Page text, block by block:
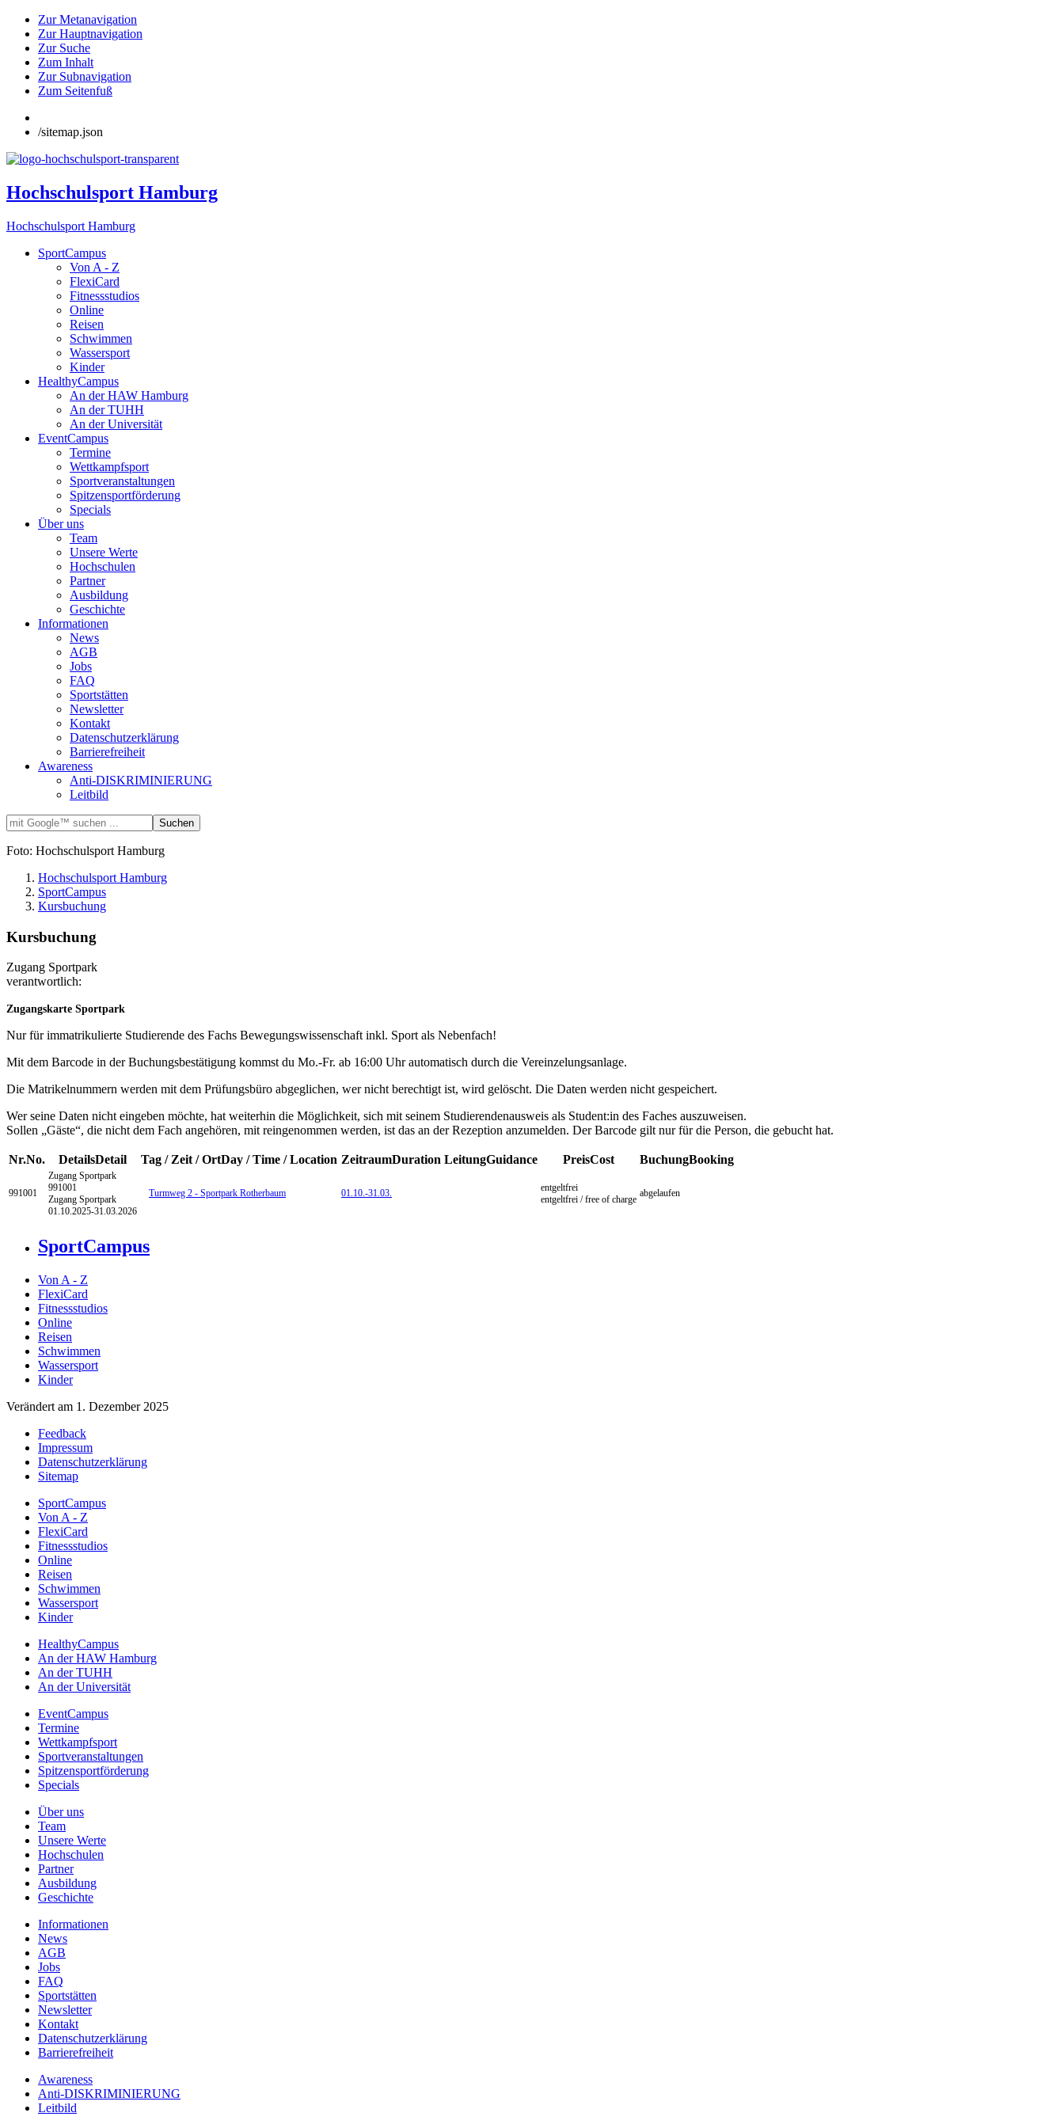
Zur Metanavigation
Zur Hauptnavigation
Zur Suche
Zum Inhalt
Zur Subnavigation
Zum Seitenfuß
/sitemap.json
Hochschulsport Hamburg
Hochschulsport Hamburg
SportCampus
Von A - Z
FlexiCard
Fitnessstudios
Online
Reisen
Schwimmen
Wassersport
Kinder
HealthyCampus
An der HAW Hamburg
An der TUHH
An der Universität
EventCampus
Termine
Wettkampfsport
Sportveranstaltungen
Spitzensportförderung
Specials
Über uns
Team
Unsere Werte
Hochschulen
Partner
Ausbildung
Geschichte
Informationen
News
AGB
Jobs
FAQ
Sportstätten
Newsletter
Kontakt
Datenschutzerklärung
Barrierefreiheit
Awareness
Anti-DISKRIMINIERUNG
Leitbild
Foto: Hochschulsport Hamburg
Hochschulsport Hamburg
SportCampus
Kursbuchung
Kursbuchung
Zugang Sportpark
verantwortlich:
Zugangskarte Sportpark
Nur für immatrikulierte Studierende des Fachs Bewegungswissenschaft inkl. Sport als Nebenfach!
Mit dem Barcode in der Buchungsbestätigung kommst du Mo.-Fr. ab 16:00 Uhr automatisch durch die Vereinzelungsanlage.
Die Matrikelnummern werden mit dem Prüfungsbüro abgeglichen, wer nicht berechtigt ist, wird gelöscht. Die Daten werden nicht gespeichert.
Wer seine Daten nicht eingeben möchte, hat weiterhin die Möglichkeit, sich mit seinem Studierendenausweis als Student:in des Faches auszuweisen.
Sollen „Gäste“, die nicht dem Fach angehören, mit reingenommen werden, ist das an der Rezeption anzumelden. Der Barcode gilt nur für die Person, die gebucht hat.
Nr.No. DetailsDetail Tag / Zeit / OrtDay / Time / Location ZeitraumDuration LeitungGuidance PreisCost BuchungBooking
991001
Zugang Sportpark
991001
Zugang Sportpark
01.10.2025-31.03.2026
Turmweg 2 - Sportpark Rotherbaum 01.10.-31.03.
entgeltfrei
entgeltfrei / free of charge
abgelaufen
SportCampus
Von A - Z
FlexiCard
Fitnessstudios
Online
Reisen
Schwimmen
Wassersport
Kinder
Verändert am 1. Dezember 2025
Feedback
Impressum
Datenschutzerklärung
Sitemap
SportCampus
Von A - Z
FlexiCard
Fitnessstudios
Online
Reisen
Schwimmen
Wassersport
Kinder
HealthyCampus
An der HAW Hamburg
An der TUHH
An der Universität
EventCampus
Termine
Wettkampfsport
Sportveranstaltungen
Spitzensportförderung
Specials
Über uns
Team
Unsere Werte
Hochschulen
Partner
Ausbildung
Geschichte
Informationen
News
AGB
Jobs
FAQ
Sportstätten
Newsletter
Kontakt
Datenschutzerklärung
Barrierefreiheit
Awareness
Anti-DISKRIMINIERUNG
Leitbild